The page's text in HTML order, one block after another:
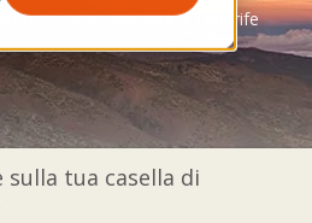
ciò che puoi fare a Tenerife
tua casella di